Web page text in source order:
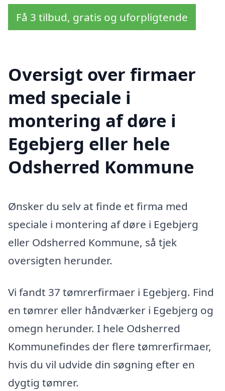
Få 3 tilbud, gratis og uforpligtende
Oversigt over firmaer
med speciale i
montering af døre i
Egebjerg eller hele
Odsherred Kommune
Ønsker du selv at finde et firma med
speciale i montering af døre i Egebjerg
eller Odsherred Kommune, så tjek
oversigten herunder.
Vi fandt 37 tømrerfirmaer i Egebjerg. Find
en tømrer eller håndværker i Egebjerg og
omegn herunder. I hele Odsherred
Kommunefindes der flere tømrerfirmaer,
hvis du vil udvide din søgning efter en
dygtig tømrer.